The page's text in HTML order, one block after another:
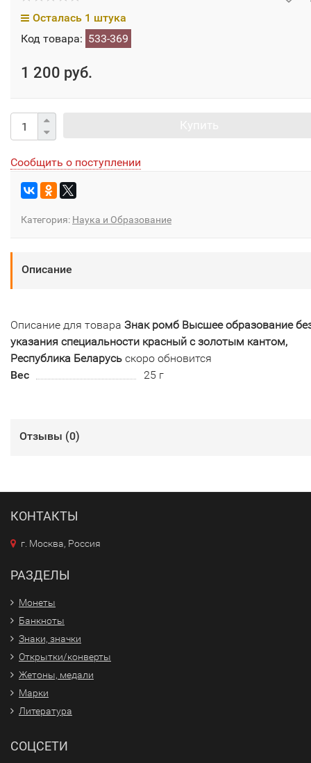
Осталась 1 штука
Код товара: 533-369
1 200 руб.
Сообщить о поступлении
Категория: Наука и Образование
Описание
Описание для товара Знак ромб Высшее образование
указания специальности красный с золотым кантом,
Республика Беларусь скоро обновится
Вес
25 г
Отзывы (0)
КОНТАКТЫ
г. Москва, Россия
РАЗДЕЛЫ
Монеты
Банкноты
Знаки, значки
Открытки/конверты
Жетоны, медали
Марки
Литература
СОЦСЕТИ